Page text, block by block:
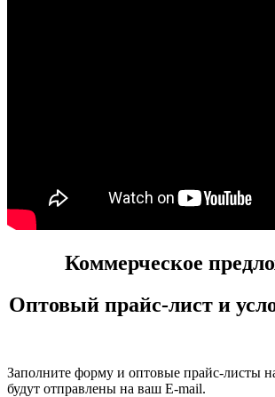
Коммерческое
Оптовый прайс-лист и
Заполните форму и оптовые прайс-листы
будут отправлены на ваш E-mail.